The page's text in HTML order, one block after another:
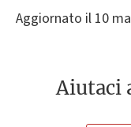
Aggiornato il 10
Aiutaci